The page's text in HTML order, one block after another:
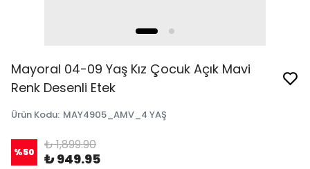
Mayoral 04-09 Yaş Kız Çocuk Açık Mavi
Renk Desenli Etek
Ürün Kodu: MAY4905_AMV_4 YAŞ
%50 ₺ 1,899.90
₺ 949.95